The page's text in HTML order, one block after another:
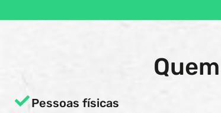
Pessoas físicas